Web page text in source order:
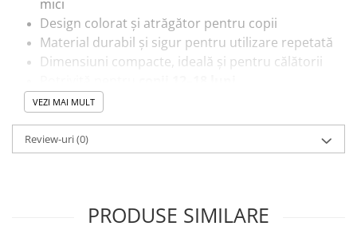
mici
Design colorat și atrăgător pentru copii
Material durabil și sigur pentru utilizare repetată
Dimensiuni compacte, ideală și pentru călătorii
🎓Beneficii educaționale:
Susține explorarea și curiozitatea naturală
VEZI MAI MULT
Review-uri(0)
PRODUSE SIMILARE